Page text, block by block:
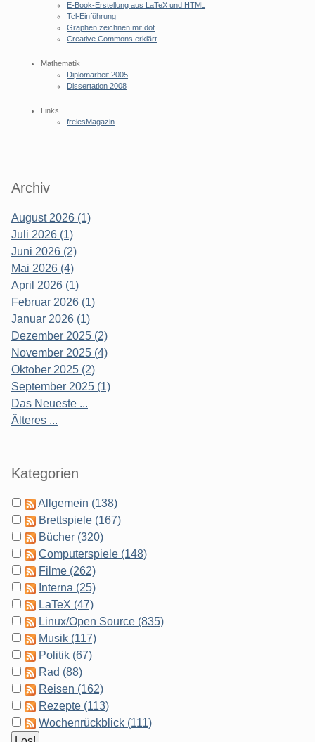
E-Book-Erstellung aus LaTeX und HTML
Tcl-Einführung
Graphen zeichnen mit dot
Creative Commons erklärt
Mathematik
Diplomarbeit 2005
Dissertation 2008
Links
freiesMagazin
Archiv
August 2026 (1)
Juli 2026 (1)
Juni 2026 (2)
Mai 2026 (4)
April 2026 (1)
Februar 2026 (1)
Januar 2026 (1)
Dezember 2025 (2)
November 2025 (4)
Oktober 2025 (2)
September 2025 (1)
Das Neueste ...
Älteres ...
Kategorien
Allgemein (138)
Brettspiele (167)
Bücher (320)
Computerspiele (148)
Filme (262)
Interna (25)
LaTeX (47)
Linux/Open Source (835)
Musik (117)
Politik (67)
Rad (88)
Reisen (162)
Rezepte (113)
Wochenrückblick (111)